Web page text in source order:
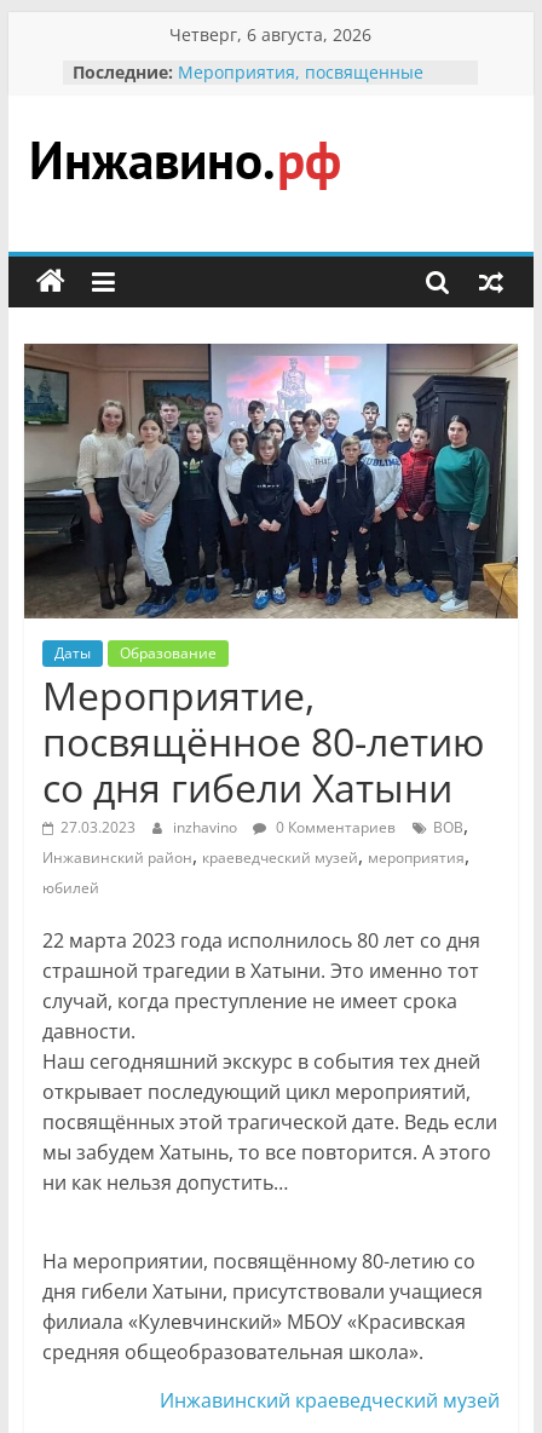
содержимому
Четверг, 6 августа, 2026
Последние: Мероприятия, посвященные
гражданин Инжавинского округа»
участнице Великой
Отечественной, фронтовичке
Безопасность в сети Интернет
мероприятии «Сохраним
первоцветы!»
В вольере Воронинского
заповедника родились крапчатые
суслики
Инжавино.рф
сельский
портал
Даты Образование
Мероприятие,
посвящённое 80-летию
со дня гибели Хатыни
27.03.2023 inzhavino 0 Комментариев ВОВ,
Инжавинский район, краеведческий музей, мероприятия,
юбилей
22 марта 2023 года исполнилось 80 лет со дня
страшной трагедии в Хатыни. Это именно тот
случай, когда преступление не имеет срока
давности.
Наш сегодняшний экскурс в события тех дней
открывает последующий цикл мероприятий,
посвящённых этой трагической дате. Ведь если
мы забудем Хатынь, то все повторится. А этого
ни как нельзя допустить…
На мероприятии, посвящённому 80-летию со
дня гибели Хатыни, присутствовали учащиеся
филиала «Кулевчинский» МБОУ «Красивская
средняя общеобразовательная школа».
Инжавинский краеведческий музей